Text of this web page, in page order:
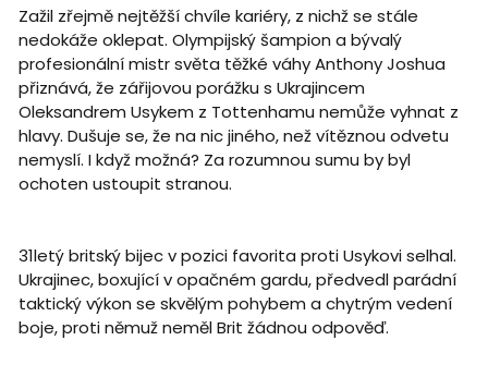
Zažil zřejmě nejtěžší chvíle kariéry, z nichž se stále
nedokáže oklepat. Olympijský šampion a bývalý
profesionální mistr světa těžké váhy Anthony Joshua
přiznává, že zářijovou porážku s Ukrajincem
Oleksandrem Usykem z Tottenhamu nemůže vyhnat z
hlavy. Dušuje se, že na nic jiného, než vítěznou odvetu
nemyslí. I když možná? Za rozumnou sumu by byl
ochoten ustoupit stranou.
31letý britský bijec v pozici favorita proti Usykovi selhal.
Ukrajinec, boxující v opačném gardu, předvedl parádní
taktický výkon se skvělým pohybem a chytrým vedení
boje, proti němuž neměl Brit žádnou odpověď.